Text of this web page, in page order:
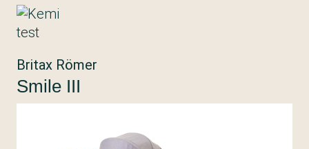
Britax Römer
Smile III